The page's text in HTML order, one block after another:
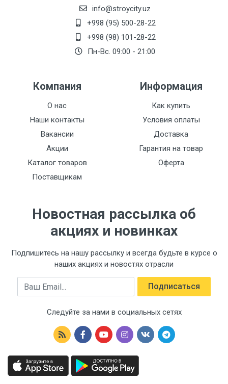
info@stroycity.uz
+998 (95) 500-28-22
+998 (98) 101-28-22
Пн-Вс. 09:00 - 21:00
Компания
О нас
Наши контакты
Вакансии
Акции
Каталог товаров
Поставщикам
Информация
Как купить
Условия оплаты
Доставка
Гарантия на товар
Оферта
Новостная рассылка об
акциях и новинках
Подпишитесь на нашу рассылку и всегда будьте в курсе о
наших акциях и новостях отрасли
Email Подписаться
Следуйте за нами в социальных сетях